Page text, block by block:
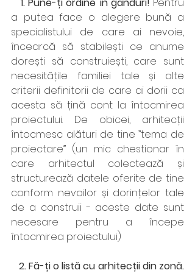
   1. Pune-ți ordine în gânduri!
Pentru
a putea face o alegere bună a
specialistului de care ai nevoie,
încearcă să stabilești ce anume
dorești să construiești, care sunt
necesitățile familiei tale și alte
criterii definitorii de care ai dorii ca
acesta să țină cont la întocmirea
proiectului. De obicei, arhitecții
întocmesc alături de tine ”tema de
proiectare” (un mic chestionar în
care arhitectul colectează și
structurează datele oferite de tine
conform nevoilor și dorințelor tale
de a construii - aceste date sunt
necesare pentru a începe
întocmirea proiectului)